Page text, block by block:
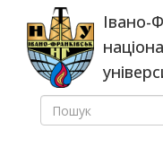
основного
вмісту
Івано-
ПОШУК